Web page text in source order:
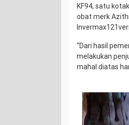
KF94, satu
obat merk
“Dari hasil
melakukan
mahal diatas